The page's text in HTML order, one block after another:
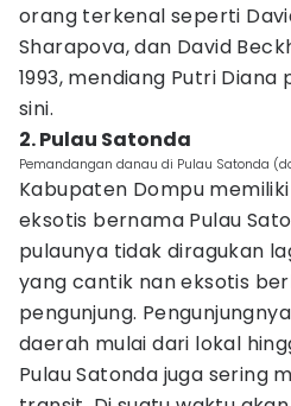
orang terkenal seperti
Sharapova, dan David
1993, mendiang Putri
sini.
2. Pulau Satonda
Pemandangan danau di Pulau Satonda
Kabupaten Dompu
eksotis bernama Pulau
pulaunya tidak diragukan
yang cantik nan eksotis
pengunjung.
daerah mulai dari lokal
Pulau Satonda juga sering